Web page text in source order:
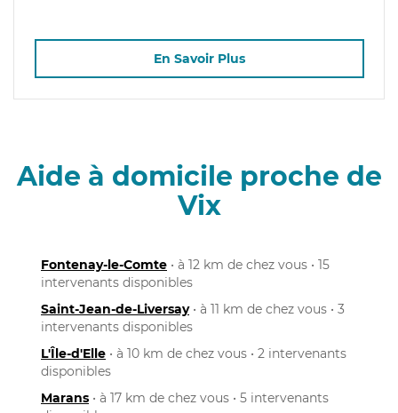
En Savoir Plus
Aide à domicile proche de
Vix
Fontenay-le-Comte • à 12 km de chez vous • 15
intervenants disponibles
Saint-Jean-de-Liversay• à 11 km de chez vous • 3
intervenants disponibles
L'Île-d'Elle • à 10 km de chez vous • 2 intervenants
disponibles
Marans • à 17 km de chez vous • 5 intervenants